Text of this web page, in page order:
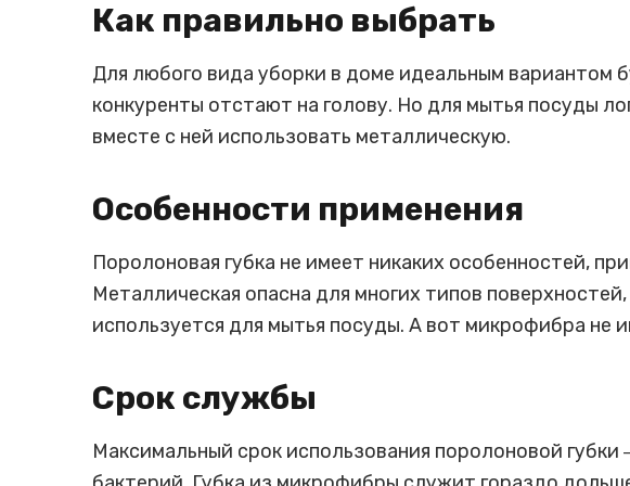
Как правильно выбрать
Для любого вида уборки в доме идеальным вариантом
конкуренты отстают на голову. Но для мытья посуды
вместе с ней использовать металлическую.
Особенности применения
Поролоновая губка не имеет никаких особенностей,
Металлическая опасна для многих типов
используется для мытья посуды. А вот микрофибра не
Срок службы
Максимальный срок использования поролоновой